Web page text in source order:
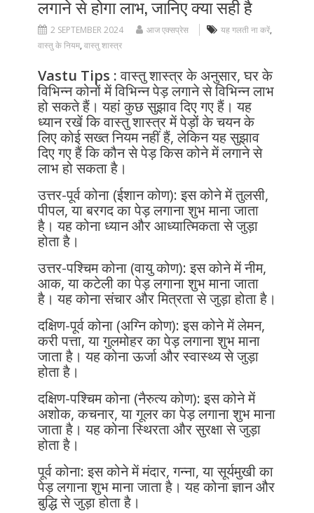
लगाने से होगा लाभ, जानिए क्या सही है
2 SEPTEMBER 2024 आज एक्सप्रेस यह गलती ना करें,
वास्तु के नियम, वास्तु शास्त्र
Vastu Tips :वास्तु शास्त्र के अनुसार, घर के
विभिन्न कोनों में विभिन्न पेड़ लगाने से विभिन्न लाभ
हो सकते हैं। यहां कुछ सुझाव दिए गए हैं। यह
ध्यान रखें कि वास्तु शास्त्र में पेड़ों के चयन के
लिए कोई सख्त नियम नहीं हैं, लेकिन यह सुझाव
दिए गए हैं कि कौन से पेड़ किस कोने में लगाने से
लाभ हो सकता है।
उत्तर-पूर्व कोना (ईशान कोण): इस कोने में तुलसी,
पीपल, या बरगद का पेड़ लगाना शुभ माना जाता
है। यह कोना ध्यान और आध्यात्मिकता से जुड़ा
होता है।
उत्तर-पश्चिम कोना (वायु कोण): इस कोने में नीम,
आक, या कटेली का पेड़ लगाना शुभ माना जाता
है। यह कोना संचार और मित्रता से जुड़ा होता है।
दक्षिण-पूर्व कोना (अग्नि कोण): इस कोने में लेमन,
करी पत्ता, या गुलमोहर का पेड़ लगाना शुभ माना
जाता है। यह कोना ऊर्जा और स्वास्थ्य से जुड़ा
होता है।
दक्षिण-पश्चिम कोना (नैरुत्य कोण): इस कोने में
अशोक, कचनार, या गूलर का पेड़ लगाना शुभ माना
जाता है। यह कोना स्थिरता और सुरक्षा से जुड़ा
होता है।
पूर्व कोना: इस कोने में मंदार, गन्ना, या सूर्यमुखी का
पेड़ लगाना शुभ माना जाता है। यह कोना ज्ञान और
बुद्धि से जुड़ा होता है।